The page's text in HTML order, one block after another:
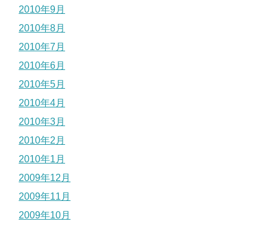
2010年9月
2010年8月
2010年7月
2010年6月
2010年5月
2010年4月
2010年3月
2010年2月
2010年1月
2009年12月
2009年11月
2009年10月